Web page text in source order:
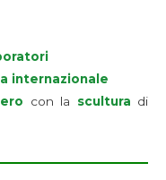
internazionale
con la scultura di